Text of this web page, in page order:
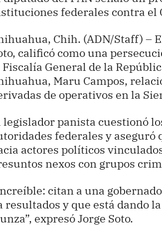
federales contra el
Chih. (ADN/Staff) –
calificó como una
General de la
Maru Campos,
de operativos en la
legislador panista cuestionó
federales y
actores políticos
nexos con grupos
citan a una
resultados y que está dando
expresó Jorge Soto.